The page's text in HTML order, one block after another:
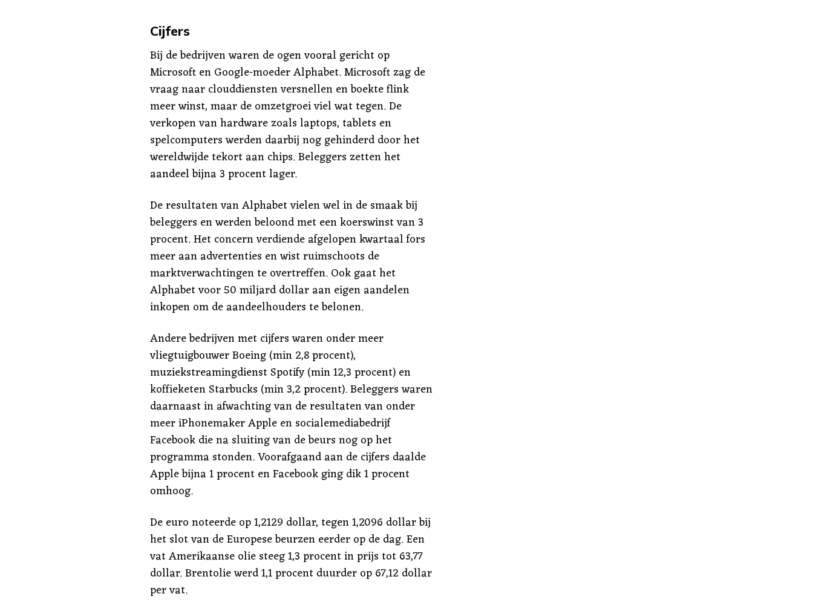
Cijfers
Bij de bedrijven waren de ogen vooral gericht op
Microsoft en Google-moeder Alphabet. Microsoft zag de
vraag naar clouddiensten versnellen en boekte flink
meer winst, maar de omzetgroei viel wat tegen. De
verkopen van hardware zoals laptops, tablets en
spelcomputers werden daarbij nog gehinderd door het
wereldwijde tekort aan chips. Beleggers zetten het
aandeel bijna 3 procent lager.
De resultaten van Alphabet vielen wel in de smaak bij
beleggers en werden beloond met een koerswinst van 3
procent. Het concern verdiende afgelopen kwartaal fors
meer aan advertenties en wist ruimschoots de
marktverwachtingen te overtreffen. Ook gaat het
Alphabet voor 50 miljard dollar aan eigen aandelen
inkopen om de aandeelhouders te belonen.
Andere bedrijven met cijfers waren onder meer
vliegtuigbouwer Boeing (min 2,8 procent),
muziekstreamingdienst Spotify (min 12,3 procent) en
koffieketen Starbucks (min 3,2 procent). Beleggers waren
daarnaast in afwachting van de resultaten van onder
meer iPhonemaker Apple en socialemediabedrijf
Facebook die na sluiting van de beurs nog op het
programma stonden. Voorafgaand aan de cijfers daalde
Apple bijna 1 procent en Facebook ging dik 1 procent
omhoog.
De euro noteerde op 1,2129 dollar, tegen 1,2096 dollar bij
het slot van de Europese beurzen eerder op de dag. Een
vat Amerikaanse olie steeg 1,3 procent in prijs tot 63,77
dollar. Brentolie werd 1,1 procent duurder op 67,12 dollar
per vat.